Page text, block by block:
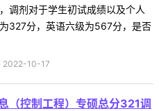
调剂对于学生初试成绩以及个人
327分，英语六级为567分，是否
2022-10-17
（控制工程）专硕总分321调